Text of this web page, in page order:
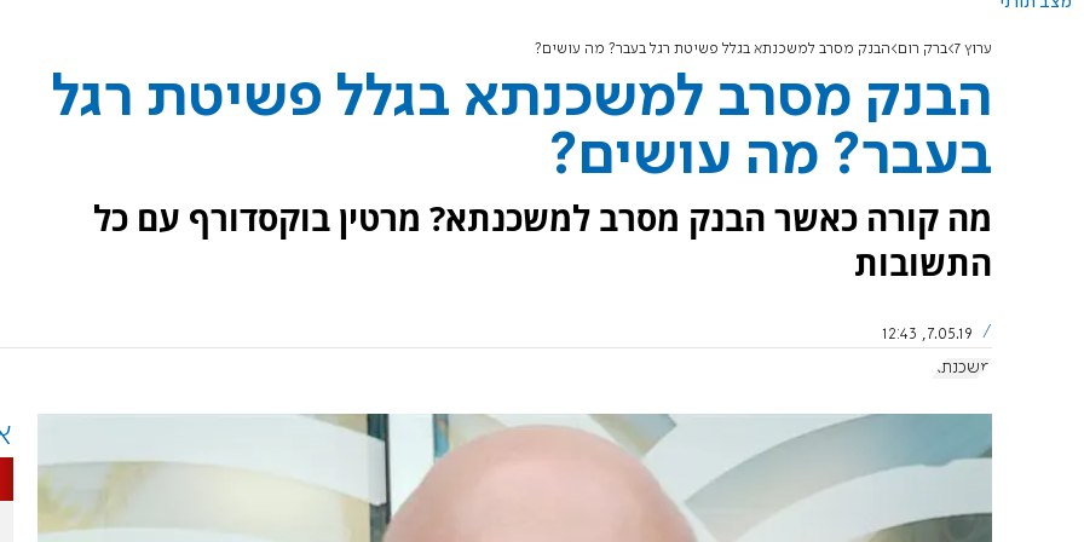
ערוץ 7 ברק רום הבנק מסרב למשכנתא בגלל פשיטת רגל בעבר? מה עושים?
הבנק מסרב למשכנתא בגלל פשיטת רגל
בעבר? מה עושים?
מה קורה כאשר הבנק מסרב למשכנתא? מרטין בוקסדורף עם כל
התשובות
7.05.19, 12:43
משכנתא